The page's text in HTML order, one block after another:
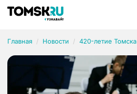
Главная Новости 420-летие Томска